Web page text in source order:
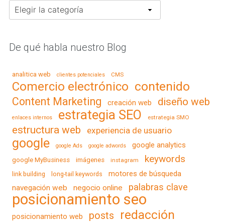
Categorías
De qué habla nuestro Blog
analitica web clientes potenciales CMS
Comercio electrónico contenido
Content Marketing creación web diseño web
enlaces internos estrategia SEO estrategia SMO
estructura web experiencia de usuario
google google Ads google adwords google analytics
google MyBusiness imágenes instagram keywords
link building long-tail keywords
motores de búsqueda
navegación web
negocio online palabras clave
posicionamiento seo
posicionamiento web posts redacción